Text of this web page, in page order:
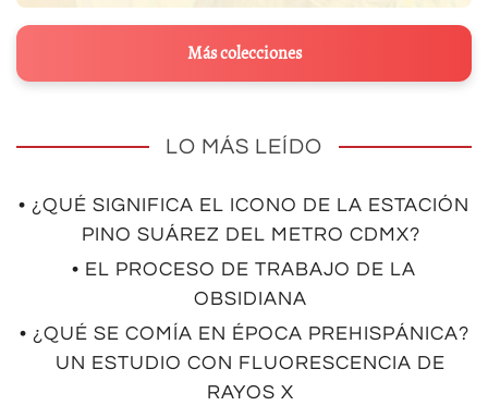
Más colecciones
LO MÁS LEÍDO
• ¿QUÉ SIGNIFICA EL ICONO DE LA ESTACIÓN
PINO SUÁREZ DEL METRO CDMX?
• EL PROCESO DE TRABAJO DE LA
OBSIDIANA
• ¿QUÉ SE COMÍA EN ÉPOCA PREHISPÁNICA?
UN ESTUDIO CON FLUORESCENCIA DE
RAYOS X